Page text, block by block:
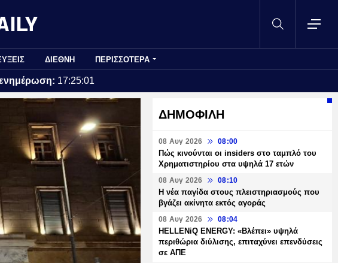
ΔΙΕΘΝΗ ΠΕΡΙΣΣΟΤΕΡΑ
17:25:01
ΔΗΜΟΦΙΛΗ
08 Αυγ 2026 08:00
Πώς κινούνται οι insiders στο ταμπλό του
Χρηματιστηρίου στα υψηλά 17 ετών
08 Αυγ 2026 08:10
Η νέα παγίδα στους πλειστηριασμούς που
βγάζει ακίνητα εκτός αγοράς
08 Αυγ 2026 08:04
HELLENiQ ENERGY: «Βλέπει» υψηλά
περιθώρια διύλισης, επιταχύνει επενδύσεις
σε ΑΠΕ